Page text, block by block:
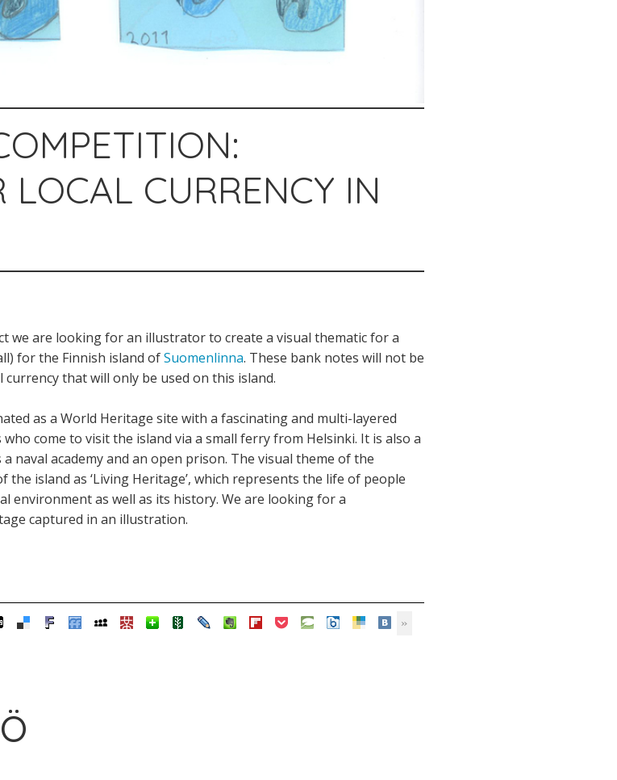
CURRENCY IN
we are looking for an illustrator to create a visual thematic for a
for the Finnish island ofSuomenlinna. These bank notes will not be
that will only be used on this island.
as a World Heritage site with a fascinating and multi-layered
come to visit the island via a small ferry from Helsinki. It is also a
naval academy and an open prison. The visual theme of the
island as ‘Living Heritage’, which represents the life of people
environment as well as its history. We are looking for a
captured in an illustration.